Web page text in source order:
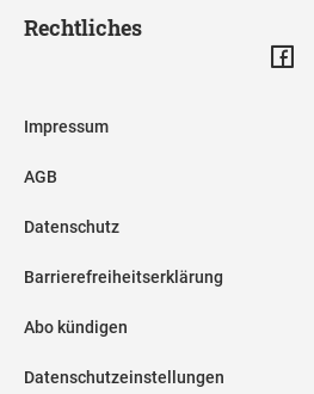
Rechtliches
Impressum
AGB
Datenschutz
Barrierefreiheitserklärung
Abo kündigen
Datenschutzeinstellungen